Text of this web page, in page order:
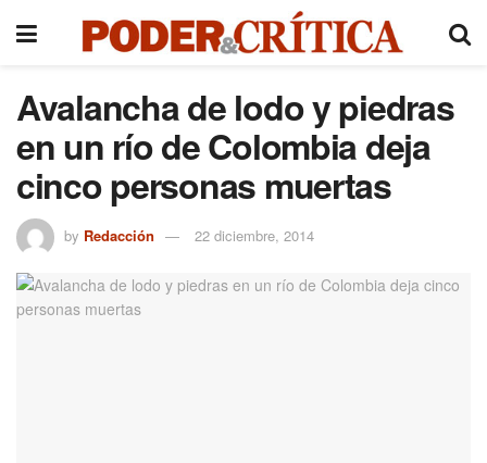
Avalancha de lodo y piedras
en un río de Colombia deja
cinco personas muertas
by Redacción 22 diciembre, 2014